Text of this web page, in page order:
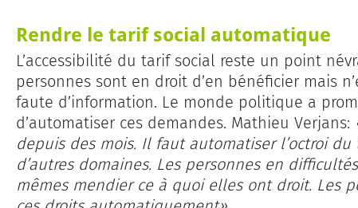
Rendre le tarif social automatique
L’accessibilité du tarif social reste un point
personnes sont en droit d’en bénéficier mais
faute d’information. Le monde politique a
d’automatiser ces demandes. Mathieu Verjans:
depuis des mois. Il faut automatiser l’octroi
d’autres domaines. Les personnes en
mêmes mendier ce à quoi elles ont droit. Les